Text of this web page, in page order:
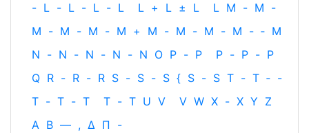
- L - L - L - L L + L ± L L M - M -
M - M - M - M + M - M - M - M - ‐ M
N - N - N - N - N O P - P P - P - P
Q R - R - R S - S - S { S - S T - T ‐ -
T - T - T T - T U V V W X - X Y Z
Α Β — , Δ Π -